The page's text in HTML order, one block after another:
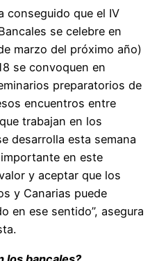
conseguido que el IV
se celebre en
marzo del próximo año)
se convoquen en
preparatorios de
encuentros entre
trabajan en los
desarrolla esta semana
en este
y aceptar que los
y Canarias puede
en ese sentido”, asegura